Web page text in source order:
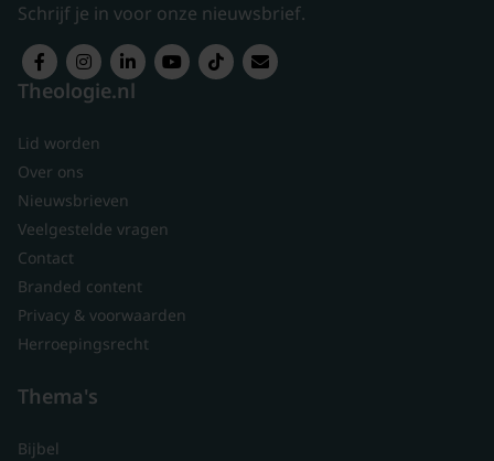
Schrijf je in voor onze nieuwsbrief.
Theologie.nl
Lid worden
Over ons
Nieuwsbrieven
Veelgestelde vragen
Contact
Branded content
Privacy & voorwaarden
Herroepingsrecht
Thema's
Bijbel